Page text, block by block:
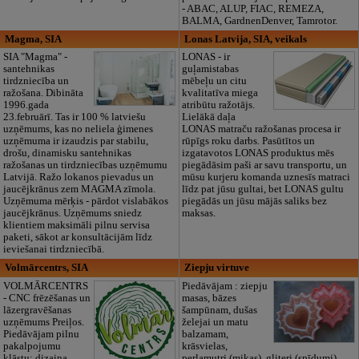
- ABAC, ALUP, FIAC, REMEZA,
BALMA, GardnenDenver, Tamrotor.
Magma, SIA
SIA "Magma" -
santehnikas
tirdzniecība un
ražošana. Dibināta
1996.gada
23.februārī. Tas ir 100 % latviešu
uzņēmums, kas no neliela ģimenes
uzņēmuma ir izaudzis par stabilu,
drošu, dinamisku santehnikas
ražošanas un tirdzniecības uzņēmumu
Latvijā. Ražo lokanos pievadus un
jaucējkrānus zem MAGMA zīmola.
Uzņēmuma mērķis - pārdot vislabākos
jaucējkrānus. Uzņēmums sniedz
klientiem maksimāli pilnu servisa
paketi, sākot ar konsultācijām līdz
ieviešanai tirdzniecībā.
Lonas Latvija, SIA, veikals
LONAS - ir
guļamistabas
mēbeļu un citu
kvalitatīva miega
atribūtu ražotājs.
Lielākā daļa
LONAS matraču ražošanas procesa ir
rūpīgs roku darbs. Pasūtītos un
izgatavotos LONAS produktus mēs
piegādāsim paši ar savu transportu, un
mūsu kurjeru komanda uznesīs matraci
līdz pat jūsu gultai, bet LONAS gultu
piegādās un jūsu mājās saliks bez
maksas.
Volmārcentrs, SIA
VOLMĀRCENTRS
- CNC frēzēšanas un
lāzergravēšanas
uzņēmums Preiļos.
Piedāvājam pilnu
pakalpojumu
Ziepju virtuve
Piedāvājam : ziepju
masas, bāzes
šampūnam, dušas
želejai un matu
balzamam,
krāsvielas,